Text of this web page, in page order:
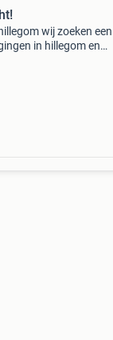
wij zoeken een
in hillegom en